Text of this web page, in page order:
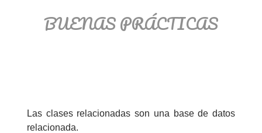
BUENAS PRÁCTICAS
Las clases relacionadas son una base de datos
relacionada.